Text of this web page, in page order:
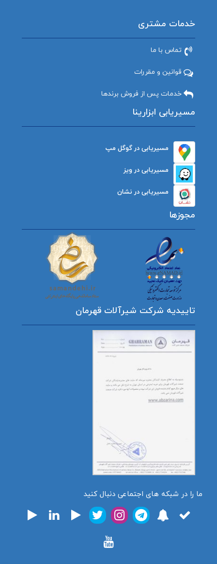
خدمات مشتری
تماس با ما
قوانین و مقررات
خدمات پس از فروش برندها
مسیریابی ابزارینا
مسیریابی در گوگل مپ
مسیریابی در ویز
مسیریابی در نشان
مجوزها
تاییدیه شرکت شیرآلات قهرمان
ما را در شبکه های اجتماعی دنبال کنید